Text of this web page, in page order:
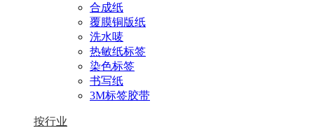
合成纸
覆膜铜版纸
洗水唛
热敏纸标签
染色标签
书写纸
3M标签胶带
按行业